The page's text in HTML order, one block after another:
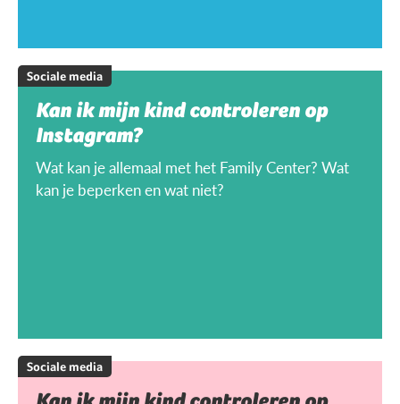
Sociale media
Kan ik mijn kind controleren op
Instagram?
Wat kan je allemaal met het Family Center? Wat
kan je beperken en wat niet?
Sociale media